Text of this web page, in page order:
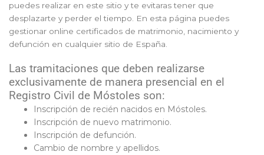
puedes realizar en este sitio y te evitaras tener que
desplazarte y perder el tiempo. En esta página puedes
gestionar online certificados de matrimonio, nacimiento y
defunción en cualquier sitio de España.
Las tramitaciones que deben realizarse
exclusivamente de manera presencial en el
Registro Civil de Móstoles son:
Inscripción de recién nacidos en Móstoles.
Inscripción de nuevo matrimonio.
Inscripción de defunción.
Cambio de nombre y apellidos.